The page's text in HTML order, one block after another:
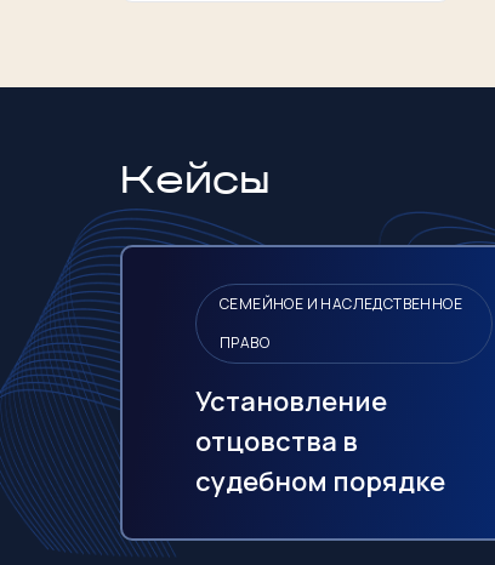
Кейсы
СЕМЕЙНОЕ И НАСЛЕДСТВЕННОЕ
ПРАВО
Установление
отцовства в
судебном порядке